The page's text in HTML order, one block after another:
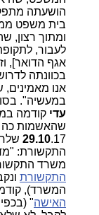
הושעתה
בית משפט
ומתוך רצון,
לעבור,
אגף הדואר],
בכוונתה
אנו מאמינים,
במעשיה".
עדי קודמה
שהאשמות כה
29.10
.17
התקשורת:
משרד
התקשורת
המשרד),
האישה"